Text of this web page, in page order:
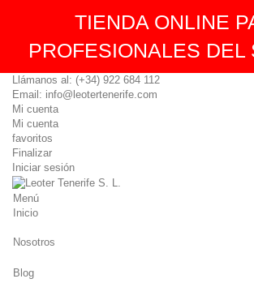
TIENDA ONLINE
PROFESIONALES DEL
Llámanos al: (+34) 922 684 112
Email: info@leotertenerife.com
Mi cuenta
Mi cuenta
favoritos
Finalizar
Iniciar sesión
Menú
Inicio
Nosotros
Blog